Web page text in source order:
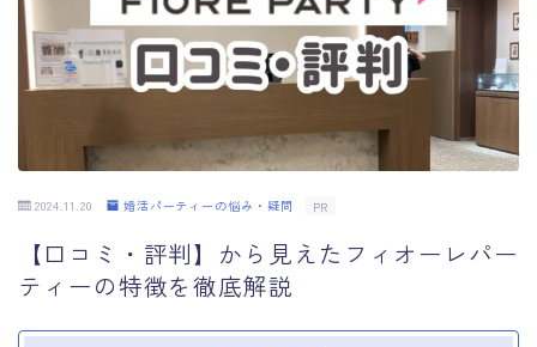
2024.11.20 婚活パーティーの悩み・疑問 PR
【口コミ・評判】から見えたフィオーレパー
ティーの特徴を徹底解説